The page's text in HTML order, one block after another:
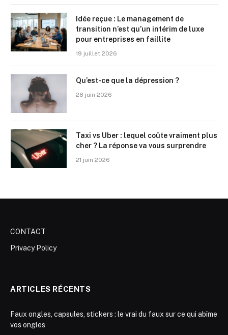
Idée reçue : Le management de
transition n’est qu’un intérim de luxe
pour entreprises en faillite
19 juillet 2026
Qu’est-ce que la dépression ?
28 juin 2026
Taxi vs Uber : lequel coûte vraiment plus
cher ? La réponse va vous surprendre
21 juin 2026
CONTACT
Privacy Policy
ARTICLES RÉCENTS
Faux ongles, capsules, stickers : le vrai du faux sur ce qui abîme
vos ongles